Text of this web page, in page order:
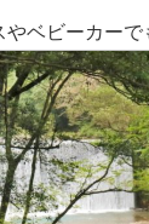
ベビーカーで